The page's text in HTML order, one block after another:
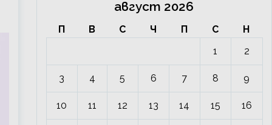
август 2026
П В С Ч П С
Н
1
2
3 4 5 6 7 8 9
10 11 12 13 14 15 16